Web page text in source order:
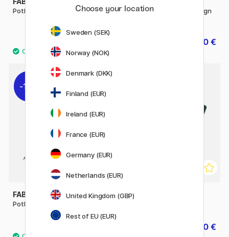
Potlood Castell 9000 Art Set
Potlood Castell 9000 Design
17.20 €
16
11%
FABER-CASTELL
Potlood Castell 9000
FABER-CASTELL
30.80 €
Choose your location
Sweden (SEK)
Norway (NOK)
Denmark (DKK)
Finland (EUR)
Ireland (EUR)
France (EUR)
Germany (EUR)
Netherlands (EUR)
United Kingdom (GBP)
Rest of EU (EUR)